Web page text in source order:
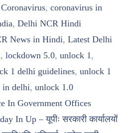
Coronavirus, coronavirus in
, Delhi NCR Hindi
News in Hindi, Latest Delhi
, lockdown 5.0, unlock 1,
1 delhi guidelines, unlock 1
in delhi, unlock 1.0
In Government Offices
In Up – यूपीः सरकारी कार्यालयों